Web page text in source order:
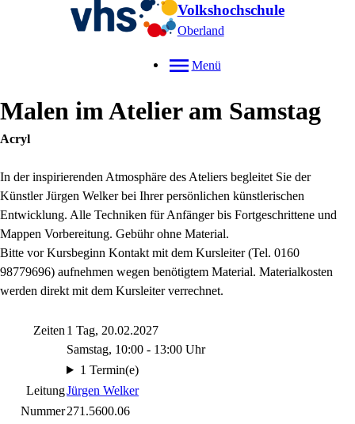
Volkshochschule
Oberland
Menü
Malen im Atelier am Samstag
Acryl
In der inspirierenden Atmosphäre des Ateliers begleitet Sie der
Künstler Jürgen Welker bei Ihrer persönlichen künstlerischen
Entwicklung. Alle Techniken für Anfänger bis Fortgeschrittene und
Mappen Vorbereitung. Gebühr ohne Material.
Bitte vor Kursbeginn Kontakt mit dem Kursleiter (Tel. 0160
98779696) aufnehmen wegen benötigtem Material. Materialkosten
werden direkt mit dem Kursleiter verrechnet.
Zeiten 1 Tag, 20.02.2027
Samstag, 10:00 - 13:00 Uhr
1 Termin(e)
LeitungJürgen Welker
Nummer271.5600.06